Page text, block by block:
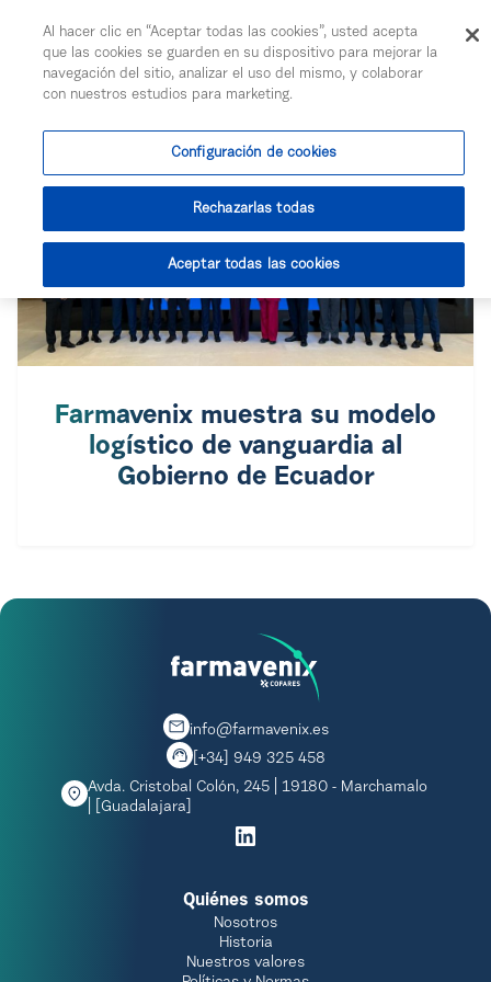
Saltar al contenido principal
Farmavenix muestra su modelo
logístico de vanguardia al
Gobierno de Ecuador
info@farmavenix.es
[+34] 949 325 458
Avda. Cristobal Colón, 245 | 19180 - Marchamalo
| [Guadalajara]
Quiénes somos
Nosotros
Historia
Nuestros valores
Al hacer clic en “Aceptar todas las cookies”, usted acepta
que las cookies se guarden en su dispositivo para mejorar la
navegación del sitio, analizar el uso del mismo, y colaborar
con nuestros estudios para marketing.
Configuración de cookies
Rechazarlas todas
Aceptar todas las cookies